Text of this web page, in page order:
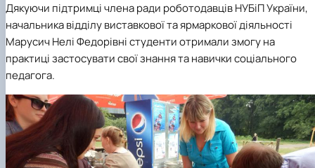
Дякуючи підтримці члена ради роботодавців НУБіП України,
начальника відділу виставкової та ярмаркової діяльності
Марусич Нелі Федорівні студенти отримали змогу на
практиці застосувати свої знання та навички соціального
педагога.